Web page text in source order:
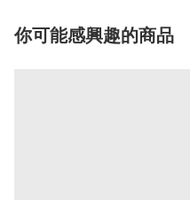
你可能感興趣的商品